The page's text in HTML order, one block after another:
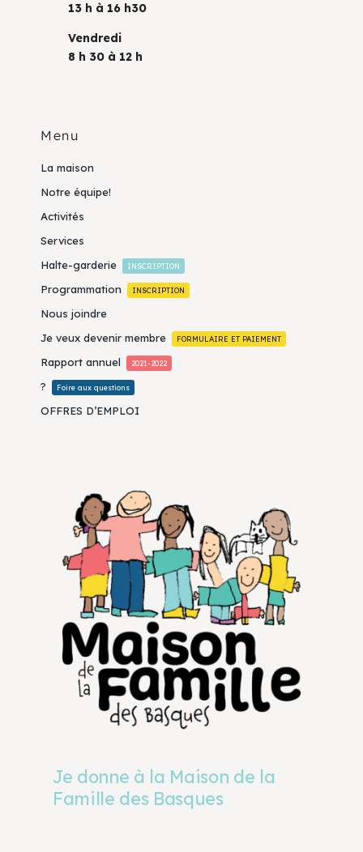
13 h à 16 h30
Vendredi
8 h 30 à 12 h
Menu
La maison
Notre équipe!
Activités
Services
Halte-garderie
INSCRIPTION
Programmation INSCRIPTION
Nous joindre
Je veux devenir membre
FORMULAIRE ET PAIEMENT
Rapport annuel 2021-2022
? Foire aux questions
OFFRES D’EMPLOI
Je donne à la Maison de la
Famille des Basques